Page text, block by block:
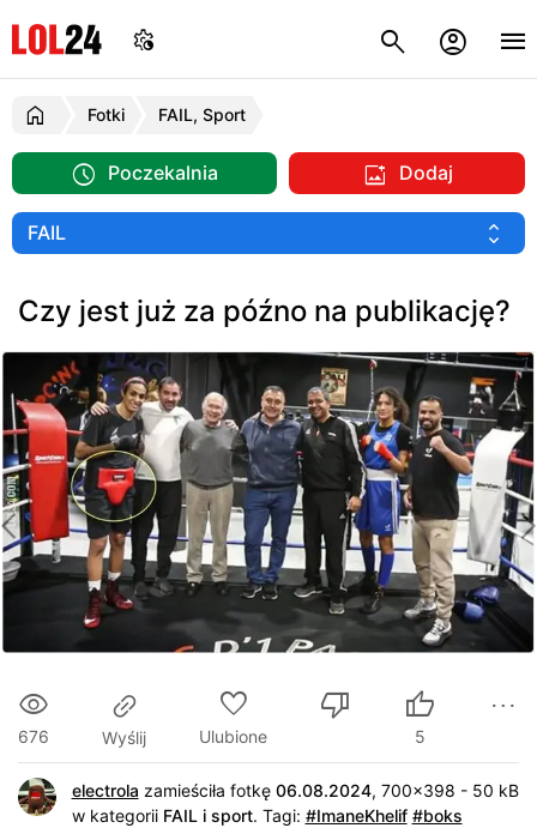
Fotki FAIL, Sport
Poczekalnia Dodaj
Czy jest już za późno na publikację?
676 Wyślij Ulubione 5
electrola zamieściła fotkę 06.08.2024, 700x398 - 50 kB
w kategorii FAIL i sport. Tagi: #ImaneKhelif #boks